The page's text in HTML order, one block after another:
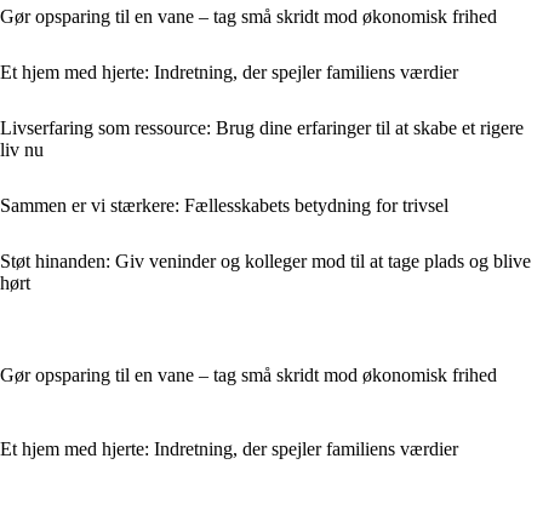
Gør opsparing til en vane – tag små skridt mod økonomisk frihed
Et hjem med hjerte: Indretning, der spejler familiens værdier
Livserfaring som ressource: Brug dine erfaringer til at skabe et rigere
liv nu
Sammen er vi stærkere: Fællesskabets betydning for trivsel
Støt hinanden: Giv veninder og kolleger mod til at tage plads og blive
hørt
Gør opsparing til en vane – tag små skridt mod økonomisk frihed
Et hjem med hjerte: Indretning, der spejler familiens værdier